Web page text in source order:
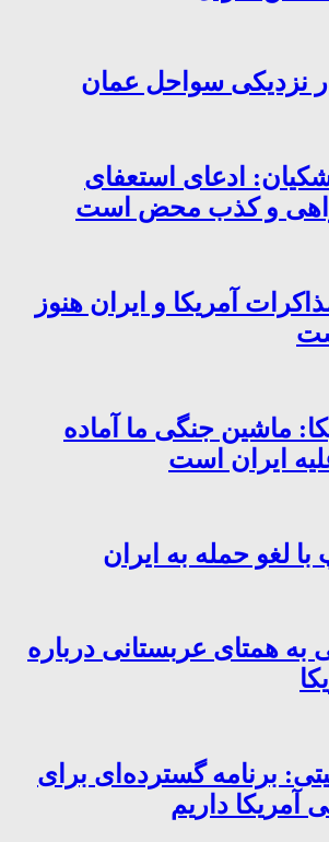
نزدیکی سواحل عمان
ادعای استعفای
و کذب محض است
آمریکا و ایران هنوز
ماشین جنگی ما آماده
ایران است
لغو حمله به ایران
همتای عربستانی درباره
برنامه گسترده‌ای برای
آمریکا داریم